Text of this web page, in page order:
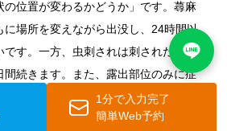
の位置が変わるかどうか」です。蕁麻
に場所を変えながら出没し、24時間以
です。一方、虫刺されは刺された部位
間続きます。また、露出部位のみに症
されを疑う手がかりになります。
1分で入力完了
簡単Web予約